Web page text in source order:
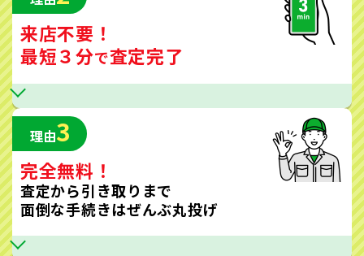
来店不要！
最短３分で査定完了
理由3
完全無料！
査定から引き取りまで
面倒な手続きはぜんぶ丸投げ